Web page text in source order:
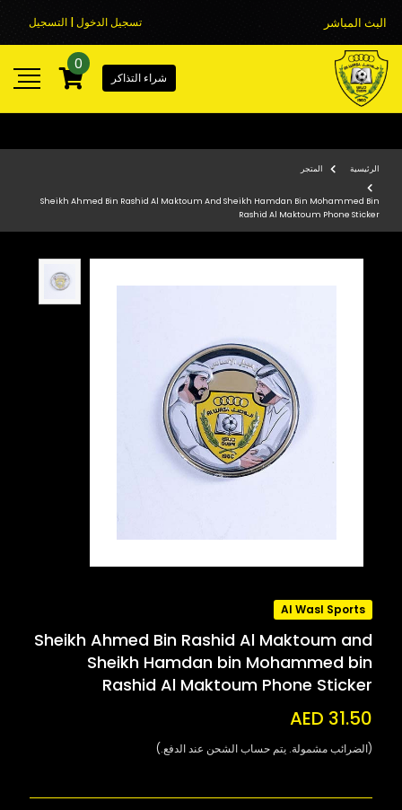
البث المباشر تسجيل الدخول | التسجيل
شراء التذاكر
0
الرئيسية المتجر
Sheikh Ahmed Bin Rashid Al Maktoum And Sheikh Hamdan Bin Mohammed Bin
Rashid Al Maktoum Phone Sticker
Al Wasl Sports
Sheikh Ahmed Bin Rashid Al Maktoum and
Sheikh Hamdan bin Mohammed bin
Rashid Al Maktoum Phone Sticker
AED 31.50
(الضرائب مشمولة. يتم حساب الشحن عند الدفع.)